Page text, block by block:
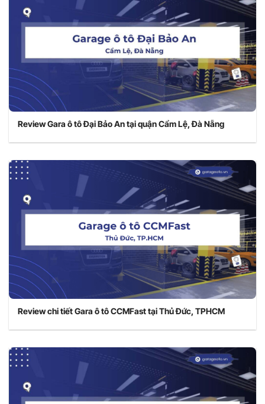
Review Gara ô tô Đại Bảo An tại quận Cẩm Lệ, Đà Nẵng
Review chi tiết Gara ô tô CCMFast tại Thủ Đức, TPHCM